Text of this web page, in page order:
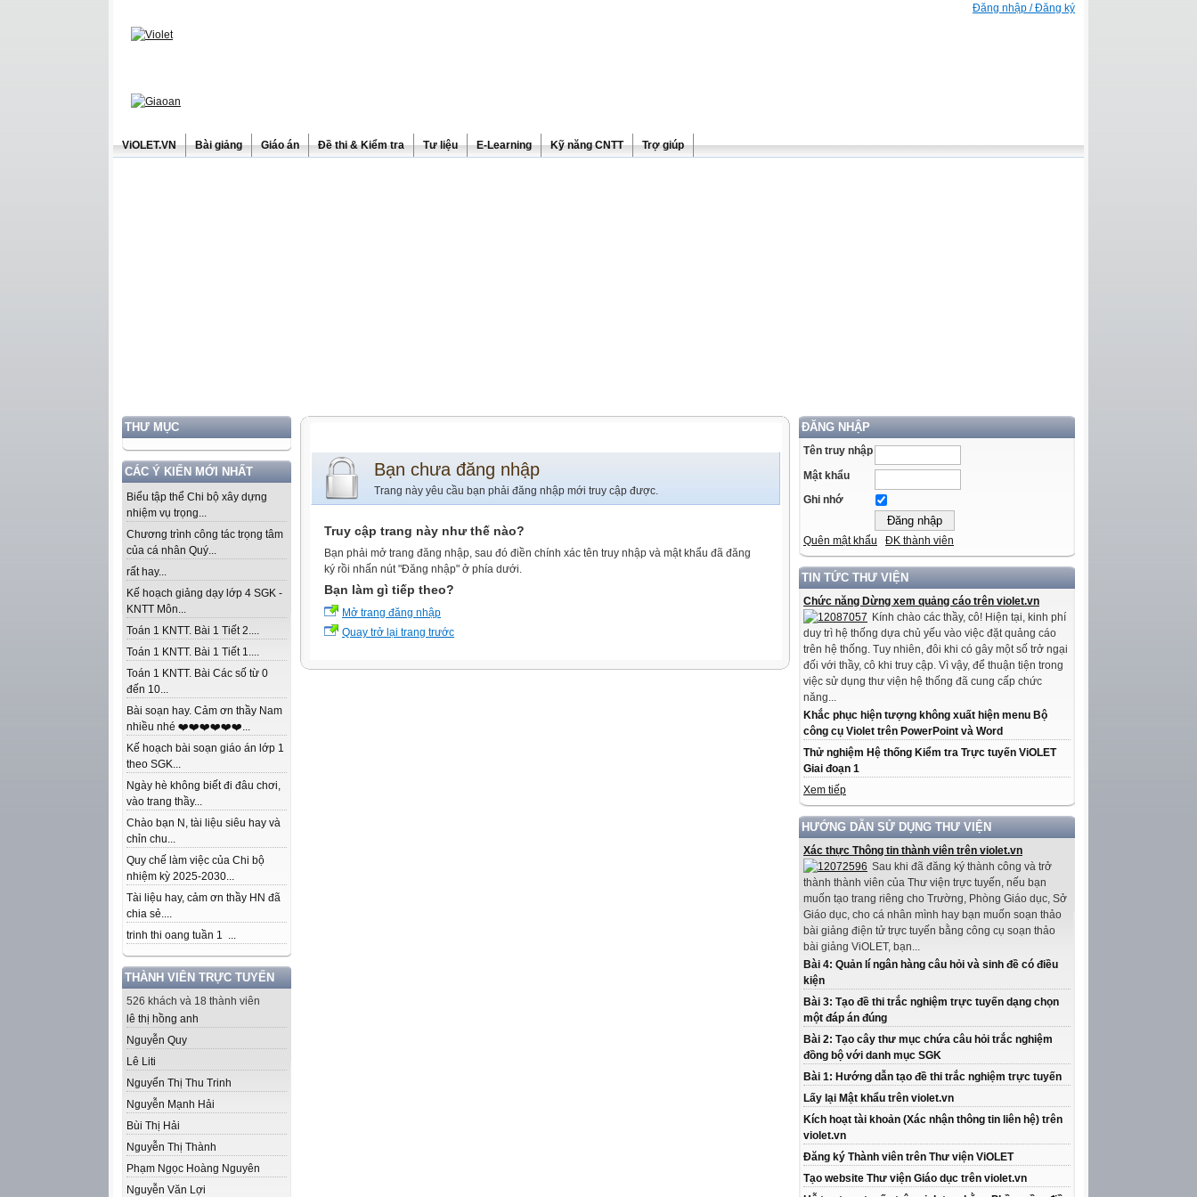
Đăng nhập / Đăng ký
ViOLET.VN Bài giảng Giáo án Đề thi & Kiểm tra Tư liệu E-Learning Kỹ năng CNTT Trợ giúp
THƯ MỤC
CÁC Ý KIẾN MỚI NHẤT
Biểu tập thể Chi bộ xây dựng
nhiệm vụ trọng...
Chương trình công tác trọng tâm
của cá nhân Quý...
rất hay...
Kế hoạch giảng dạy lớp 4 SGK -
KNTT Môn...
Toán 1 KNTT. Bài 1 Tiết 2....
Toán 1 KNTT. Bài 1 Tiết 1....
Toán 1 KNTT. Bài Các số từ 0
đến 10...
Bài soạn hay. Cảm ơn thầy Nam
nhiều nhé ❤️❤️❤️❤️❤️❤️...
Kế hoạch bài soạn giáo án lớp 1
theo SGK...
Ngày hè không biết đi đâu chơi,
vào trang thầy...
Chào bạn N, tài liệu siêu hay và
chỉn chu...
Quy chế làm việc của Chi bộ
nhiệm kỳ 2025-2030...
Tài liệu hay, cảm ơn thầy HN đã
chia sẻ....
trinh thi oang tuần 1 ...
THÀNH VIÊN TRỰC TUYẾN
526 khách và 18 thành viên
lê thị hồng anh
Nguyễn Quy
Lê Liti
Nguyển Thị Thu Trinh
Nguyễn Mạnh Hải
Bùi Thị Hải
Nguyễn Thị Thành
Phạm Ngọc Hoàng Nguyên
Nguyễn Văn Lợi
ĐĂNG NHẬP
Tên truy nhập
Mật khẩu
Ghi nhớ
Quên mật khẩu ĐK thành viên
TIN TỨC THƯ VIỆN
Chức năng Dừng xem quảng cáo trên violet.vn
Kính chào các thầy, cô! Hiện tại, kinh phí
duy trì hệ thống dựa chủ yếu vào việc đặt quảng cáo
trên hệ thống. Tuy nhiên, đôi khi có gây một số trở ngại
đối với thầy, cô khi truy cập. Vì vậy, để thuận tiện trong
việc sử dụng thư viện hệ thống đã cung cấp chức
năng...
Khắc phục hiện tượng không xuất hiện menu Bộ
công cụ Violet trên PowerPoint và Word
Thử nghiệm Hệ thống Kiểm tra Trực tuyến ViOLET
Giai đoạn 1
Xem tiếp
HƯỚNG DẪN SỬ DỤNG THƯ VIỆN
Xác thực Thông tin thành viên trên violet.vn
Sau khi đã đăng ký thành công và trở
thành thành viên của Thư viện trực tuyến, nếu bạn
muốn tạo trang riêng cho Trường, Phòng Giáo dục, Sở
Giáo dục, cho cá nhân mình hay bạn muốn soạn thảo
bài giảng điện tử trực tuyến bằng công cụ soạn thảo
bài giảng ViOLET, bạn...
Bài 4: Quản lí ngân hàng câu hỏi và sinh đề có điều
kiện
Bài 3: Tạo đề thi trắc nghiệm trực tuyến dạng chọn
một đáp án đúng
Bài 2: Tạo cây thư mục chứa câu hỏi trắc nghiệm
đồng bộ với danh mục SGK
Bài 1: Hướng dẫn tạo đề thi trắc nghiệm trực tuyến
Lấy lại Mật khẩu trên violet.vn
Kích hoạt tài khoản (Xác nhận thông tin liên hệ) trên
violet.vn
Đăng ký Thành viên trên Thư viện ViOLET
Tạo website Thư viện Giáo dục trên violet.vn
Bạn chưa đăng nhập
Trang này yêu cầu bạn phải đăng nhập mới truy cập được.
Truy cập trang này như thế nào?
Bạn phải mở trang đăng nhập, sau đó điền chính xác tên truy nhập và mật khẩu đã đăng
ký rồi nhấn nút "Đăng nhập" ở phía dưới.
Bạn làm gì tiếp theo?
Mở trang đăng nhập
Quay trở lại trang trước